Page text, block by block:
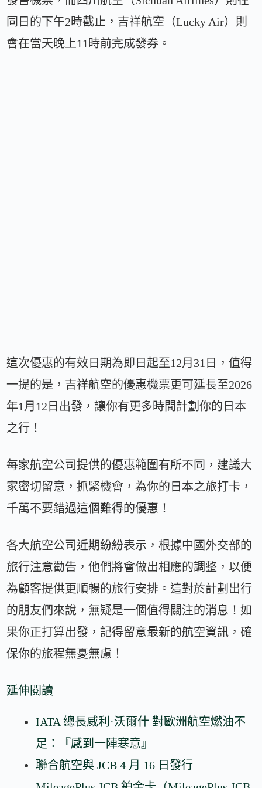
同日的下午2時截止，吉祥航空（Lucky Air）則
會在當天晚上11時前完成發券。
這次優惠的有效日期為即日起至12月31日，值得
一提的是，吉祥航空的優惠機票更可延長至2026
年1月12日出發，讓你有更多時間計劃你的日本
之行！
每家航空公司提供的優惠範圍有所不同，建議大
家密切留意，抓緊機會，為你的日本之旅打卡，
千萬不要錯過這個難得的優惠！
各大航空公司近期紛紛表示，根據中國外交部的
旅行注意勸告，他們將會做出相應的調整，以便
為顧客提供更順暢的旅行安排。這對於計劃出行
的朋友們來說，無疑是一個值得關注的消息！如
果你正打算出發，記得留意最新的航空資訊，確
保你的旅程無憂無慮！
延伸閱讀
IATA 總長威利·沃爾什 對歐洲航空燃油不
足：『感到一陣寒意』
聯合航空與 JCB 4 月 16 日發行